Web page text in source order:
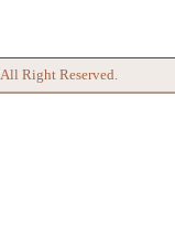
All Right Reserved.